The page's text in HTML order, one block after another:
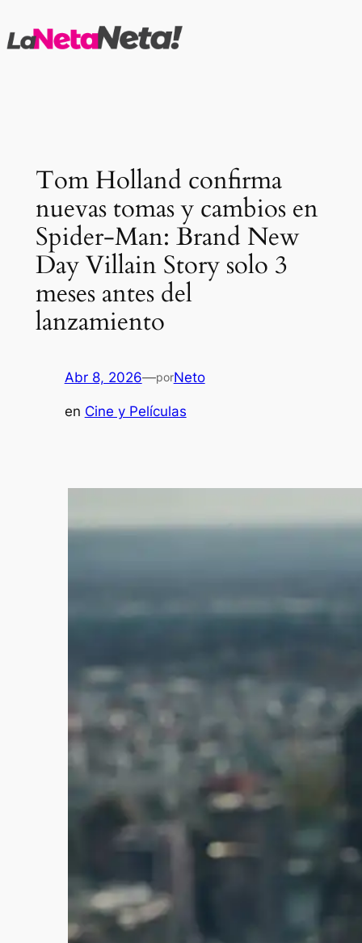
al
Tom Holland confirma
nuevas tomas y cambios en
Spider-Man: Brand New
Day Villain Story solo 3
meses antes del
lanzamiento
Abr 8, 2026—porNeto
en Cine y Películas